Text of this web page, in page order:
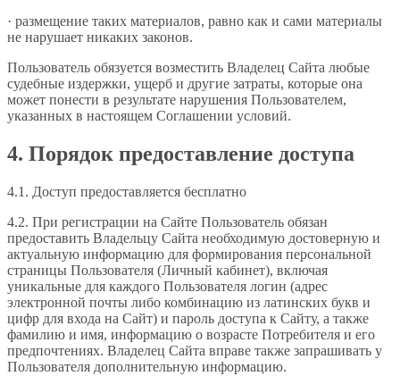
· размещение таких материалов, равно как и сами материалы
не нарушает никаких законов.
Пользователь обязуется возместить Владелец Сайта любые
судебные издержки, ущерб и другие затраты, которые она
может понести в результате нарушения Пользователем,
указанных в настоящем Соглашении условий.
4. Порядок предоставление доступа
4.1. Доступ предоставляется бесплатно
4.2. При регистрации на Сайте Пользователь обязан
предоставить Владельцу Сайта необходимую достоверную и
актуальную информацию для формирования персональной
страницы Пользователя (Личный кабинет), включая
уникальные для каждого Пользователя логин (адрес
электронной почты либо комбинацию из латинских букв и
цифр для входа на Сайт) и пароль доступа к Сайту, а также
фамилию и имя, информацию о возрасте Потребителя и его
предпочтениях. Владелец Сайта вправе также запрашивать у
Пользователя дополнительную информацию.